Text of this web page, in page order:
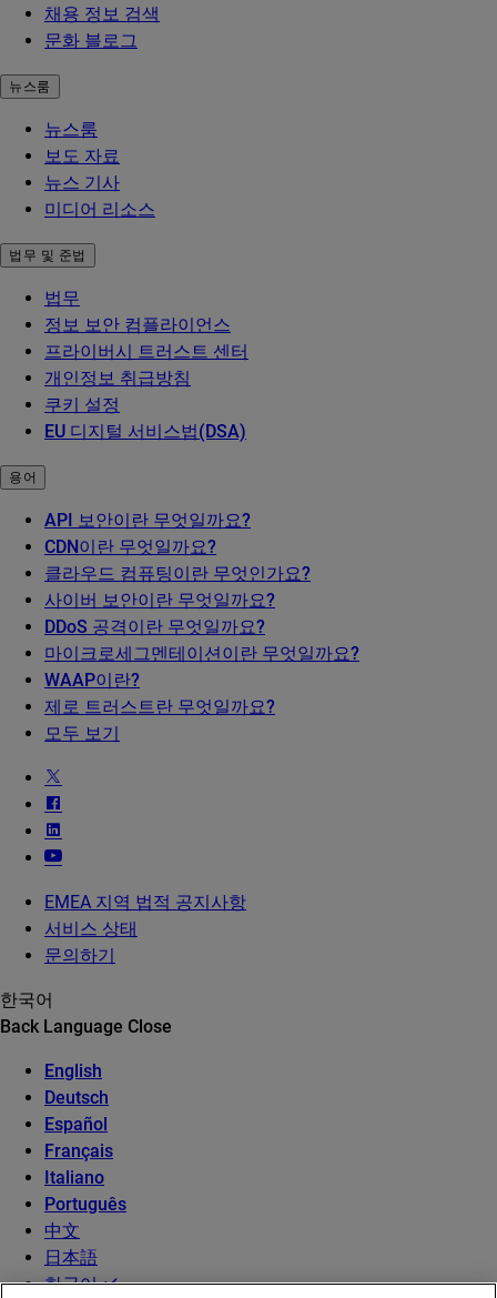
채용 정보 검색
문화 블로그
뉴스룸
뉴스룸
보도 자료
뉴스 기사
미디어 리소스
법무 및 준법
법무
정보 보안 컴플라이언스
프라이버시 트러스트 센터
개인정보 취급방침
쿠키 설정
EU 디지털 서비스법(DSA)
용어
API 보안이란 무엇일까요?
CDN이란 무엇일까요?
클라우드 컴퓨팅이란 무엇인가요?
사이버 보안이란 무엇일까요?
DDoS 공격이란 무엇일까요?
마이크로세그멘테이션이란 무엇일까요?
WAAP이란?
제로 트러스트란 무엇일까요?
모두 보기
EMEA 지역 법적 공지사항
서비스 상태
문의하기
한국어
Back Language Close
English
Deutsch
Español
Français
Italiano
Português
中文
日本語
한국어